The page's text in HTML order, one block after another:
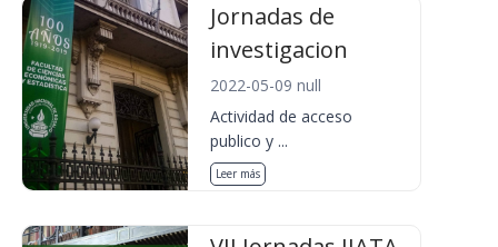
Jornadas de
investigacion
2022-05-09 null
Actividad de acceso
publico y ...
Leer más